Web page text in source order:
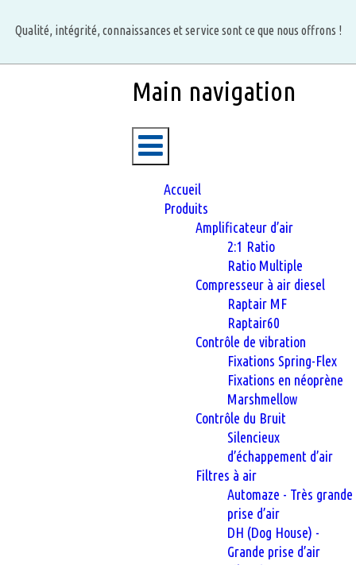
principal
Qualité, intégrité, connaissances et service sont ce que nous offrons !
Main navigation
Accueil
Produits
Amplificateur d’air
2:1 Ratio
Ratio Multiple
Compresseur à air diesel
Raptair MF
Raptair60
Contrôle de vibration
Fixations Spring-Flex
Fixations en néoprène
Marshmellow
Contrôle du Bruit
Silencieux
d’échappement d’air
Filtres à air
Automaze - Très grande
prise d’air
DH (Dog House) -
Grande prise d’air